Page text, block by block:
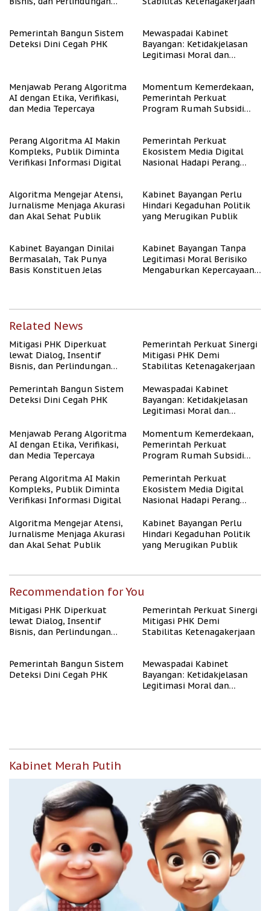
Pemerintah Bangun Sistem
Deteksi Dini Cegah PHK
Mewaspadai Kabinet
Bayangan: Ketidakjelasan
Legitimasi Moral dan
Menjawab Perang Algoritma
AI dengan Etika, Verifikasi,
dan Media Tepercaya
Momentum Kemerdekaan,
Pemerintah Perkuat
Program Rumah Subsidi
Perang Algoritma AI Makin
Kompleks, Publik Diminta
Verifikasi Informasi Digital
Pemerintah Perkuat
Ekosistem Media Digital
Nasional Hadapi Perang
Algoritma Mengejar Atensi,
Jurnalisme Menjaga Akurasi
dan Akal Sehat Publik
Kabinet Bayangan Perlu
Hindari Kegaduhan Politik
yang Merugikan Publik
Kabinet Bayangan Dinilai
Bermasalah, Tak Punya
Basis Konstituen Jelas
Kabinet Bayangan Tanpa
Legitimasi Moral Berisiko
Mengaburkan Kepercayaan
Related News
Mitigasi PHK Diperkuat
lewat Dialog, Insentif
Bisnis, dan Perlindungan
Pemerintah Perkuat Sinergi
Mitigasi PHK Demi
Stabilitas Ketenagakerjaan
Pemerintah Bangun Sistem
Deteksi Dini Cegah PHK
Mewaspadai Kabinet
Bayangan: Ketidakjelasan
Legitimasi Moral dan
Menjawab Perang Algoritma
AI dengan Etika, Verifikasi,
dan Media Tepercaya
Momentum Kemerdekaan,
Pemerintah Perkuat
Program Rumah Subsidi
Berpenghasilan Rendah
Perang Algoritma AI Makin
Kompleks, Publik Diminta
Verifikasi Informasi Digital
Pemerintah Perkuat
Ekosistem Media Digital
Nasional Hadapi Perang
Algoritma Mengejar Atensi,
Jurnalisme Menjaga Akurasi
dan Akal Sehat Publik
Kabinet Bayangan Perlu
Hindari Kegaduhan Politik
yang Merugikan Publik
Recommendation for You
Mitigasi PHK Diperkuat
lewat Dialog, Insentif
Bisnis, dan Perlindungan
Pemerintah Perkuat Sinergi
Mitigasi PHK Demi
Stabilitas Ketenagakerjaan
Pemerintah Bangun Sistem
Deteksi Dini Cegah PHK
Mewaspadai Kabinet
Bayangan: Ketidakjelasan
Legitimasi Moral dan
Kabinet Merah Putih